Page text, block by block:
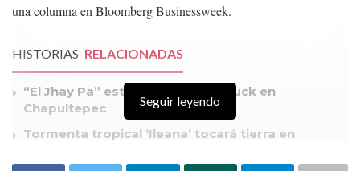
una columna en Bloomberg Businessweek.
HISTORIAS RELACIONADAS
“El Jhay Pa” estrella una Cybertruck en
Chapultepec
Tormenta tropical ‘Ileana’ tocará tierra en
Seguir leyendo